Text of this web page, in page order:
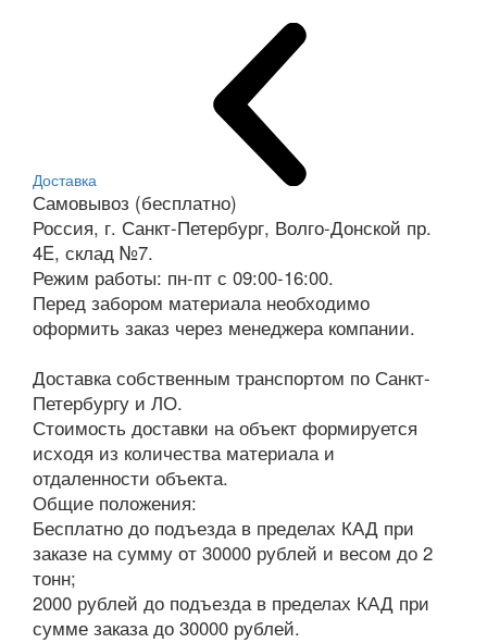
Доставка
Самовывоз (бесплатно)
Россия, г. Санкт-Петербург, Волго-Донской пр.
4E, склад №7.
Режим работы: пн-пт с 09:00-16:00.
Перед забором материала необходимо
оформить заказ через менеджера компании.
Доставка собственным транспортом по Санкт-
Петербургу и ЛО.
Стоимость доставки на объект формируется
исходя из количества материала и
отдаленности объекта.
Общие положения:
Бесплатно до подъезда в пределах КАД при
заказе на сумму от 30000 рублей и весом до 2
тонн;
2000 рублей до подъезда в пределах КАД при
сумме заказа до 30000 рублей.